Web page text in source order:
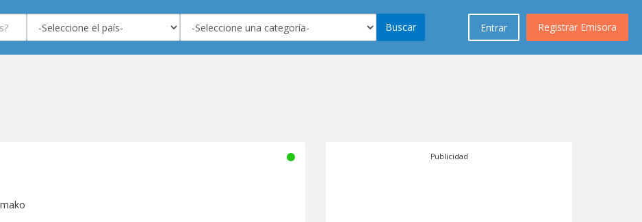
Registrar Emisora
Entrar
Buscar
Publicidad